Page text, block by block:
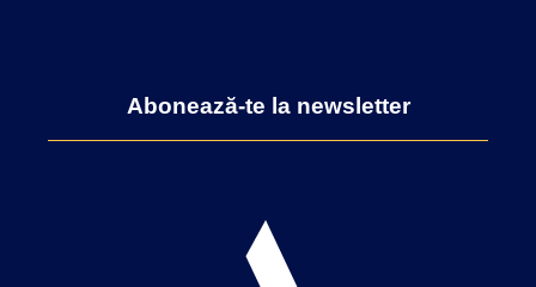
Abonează-te la newsletter